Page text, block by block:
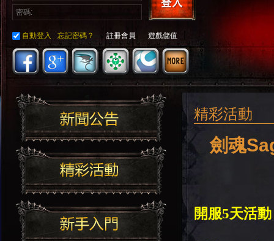
自動登入 忘記密碼？ 註冊會員 遊戲儲值
精彩活動
劍魂
開服5天活